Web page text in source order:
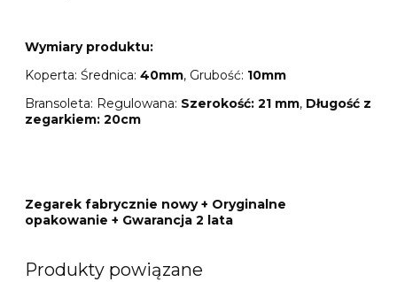
Wymiary produktu:
Koperta: Średnica: 40mm, Grubość: 10mm
Bransoleta: Regulowana: Szerokość: 21 mm, Długość z
zegarkiem: 20cm
Zegarek fabrycznie nowy + Oryginalne
opakowanie + Gwarancja 2 lata
Produkty powiązane